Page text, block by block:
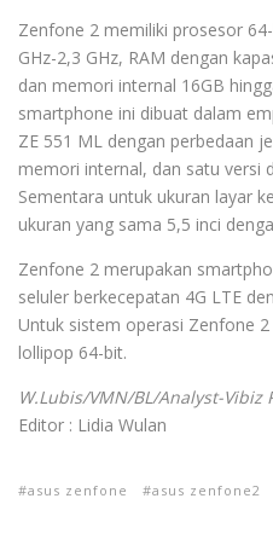
Zenfone 2 memiliki prosesor
GHz-2,3 GHz, RAM dengan
dan memori internal 16GB
smartphone ini dibuat dalam
ZE 551 ML dengan perbedaan
memori internal, dan satu versi
Sementara untuk ukuran layar
ukuran yang sama 5,5 inci
Zenfone 2 merupakan
seluler berkecepatan 4G LTE
Untuk sistem operasi Zenfone
lollipop 64-bit.
W.Lubis/VMN/BL/Analyst-Vibiz
Editor : Lidia Wulan
asus zenfone asus zenfone2